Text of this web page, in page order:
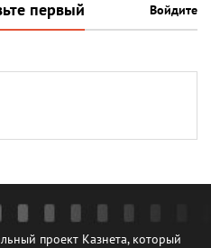
первый Войдите
проект Казнета, который